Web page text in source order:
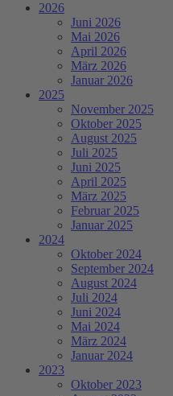
2026
Juni 2026
Mai 2026
April 2026
März 2026
Januar 2026
2025
November 2025
Oktober 2025
August 2025
Juli 2025
Juni 2025
April 2025
März 2025
Februar 2025
Januar 2025
2024
Oktober 2024
September 2024
August 2024
Juli 2024
Juni 2024
Mai 2024
März 2024
Januar 2024
2023
Oktober 2023